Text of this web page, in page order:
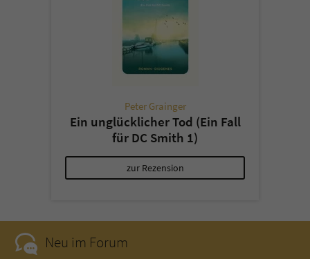
Peter Grainger
Ein unglücklicher Tod (Ein Fall
für DC Smith 1)
zur Rezension
Neu im Forum